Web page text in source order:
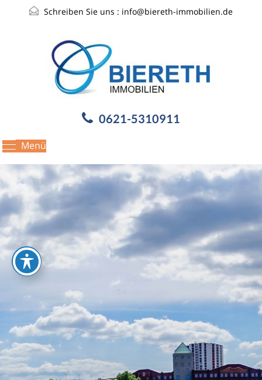
Schreiben Sie uns : info@biereth-immobilien.de
0621-5310911
Menü